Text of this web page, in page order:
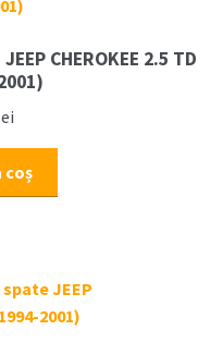
CHEROKEE 2.5 TD
coș